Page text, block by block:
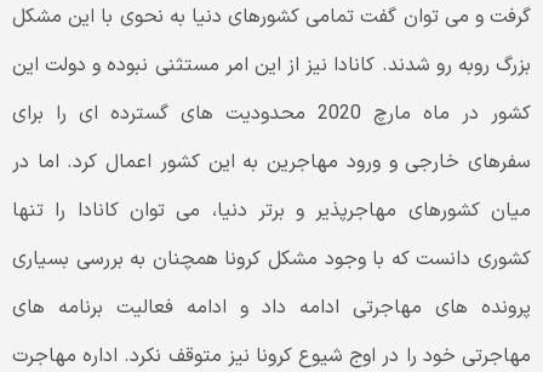
گرفت و می توان گفت تمامی کشورهای دنیا به نحوی با این مشکل
بزرگ روبه رو شدند. کانادا نیز از این امر مستثنی نبوده و دولت این
کشور در ماه مارچ 2020 محدودیت های گسترده ای را برای
سفرهای خارجی و ورود مهاجرین به این کشور اعمال کرد. اما در
میان کشورهای مهاجرپذیر و برتر دنیا، می توان کانادا را تنها
کشوری دانست که با وجود مشکل کرونا همچنان به بررسی بسیاری
پرونده های مهاجرتی ادامه داد و ادامه فعالیت برنامه های
مهاجرتی خود را در اوج شیوع کرونا نیز متوقف نکرد. اداره مهاجرت